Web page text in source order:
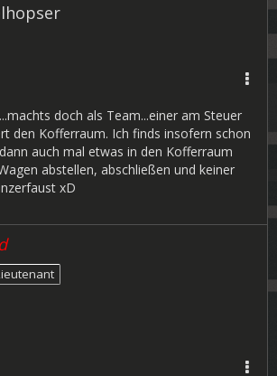
doch als Team...einer am Steuer
den Kofferraum. Ich finds insofern schon
auch mal etwas in den Kofferraum
abstellen, abschließen und keiner
xD